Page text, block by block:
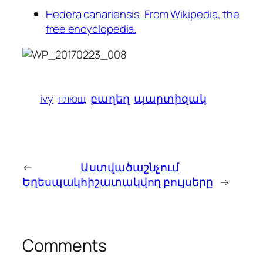
Hedera canariensis. From Wikipedia, the
free encyclopedia.
ivy плющ բաղեղ պարտիզակ
←
Եղեսպակ
Աստվածաշնչում
հիշատակվող բույսերը →
Comments